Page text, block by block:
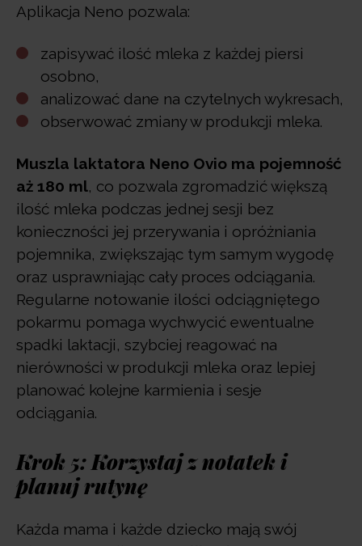
Aplikacja Neno pozwala:
zapisywać ilość mleka z każdej piersi
osobno,
analizować dane na czytelnych wykresach,
obserwować zmiany w produkcji mleka.
Muszla laktatora Neno Ovio ma pojemność
aż 180 ml, co pozwala zgromadzić większą
ilość mleka podczas jednej sesji bez
konieczności jej przerywania i opróżniania
pojemnika, zwiększając tym samym wygodę
oraz usprawniając cały proces odciągania.
Regularne notowanie ilości odciągniętego
pokarmu pomaga wychwycić ewentualne
spadki laktacji, szybciej reagować na
nierówności w produkcji mleka oraz lepiej
planować kolejne karmienia i sesje
odciągania.
Krok 5: Korzystaj z notatek i
planuj rutynę
Każda mama i każde dziecko mają swój